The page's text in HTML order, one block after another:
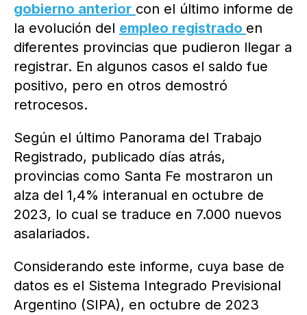
gobierno anterior con el último informe de
la evolución del empleo registrado en
diferentes provincias que pudieron llegar a
registrar. En algunos casos el saldo fue
positivo, pero en otros demostró
retrocesos.
Según el último Panorama del Trabajo
Registrado, publicado días atrás,
provincias como Santa Fe mostraron un
alza del 1,4% interanual en octubre de
2023, lo cual se traduce en 7.000 nuevos
asalariados.
Considerando este informe, cuya base de
datos es el Sistema Integrado Previsional
Argentino (SIPA), en octubre de 2023